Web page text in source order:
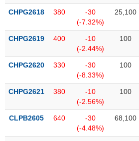
CHPG2618 380
-30
(-7.32%)
25,100
CHPG2619 400
-10
(-2.44%)
100
CHPG2620 330
-30
(-8.33%)
100
CHPG2621 380
-10
(-2.56%)
100
CLPB2605 640
-30
(-4.48%)
68,100
ÍCH
BẤT
ĐỘNG